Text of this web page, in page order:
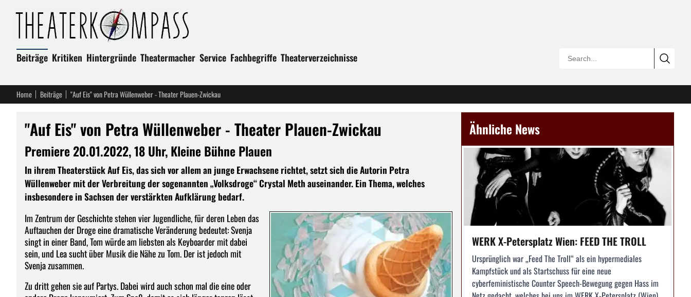
Beiträge Kritiken Hintergründe Theatermacher Service Fachbegriffe Theaterverzeichnisse
Home Beiträge "Auf Eis" von Petra Wüllenweber - Theater Plauen-Zwickau
"Auf Eis" von Petra Wüllenweber - Theater Plauen-Zwickau
Premiere 20.01.2022, 18 Uhr, Kleine Bühne Plauen
In ihrem Theaterstück Auf Eis, das sich vor allem an junge Erwachsene richtet, setzt sich die Autorin Petra
Wüllenweber mit der Verbreitung der sogenannten „Volksdroge“ Crystal Meth auseinander. Ein Thema, welches
insbesondere in Sachsen der verstärkten Aufklärung bedarf.
Im Zentrum der Geschichte stehen vier Jugendliche, für deren Leben das
Auftauchen der Droge eine dramatische Veränderung bedeutet: Svenja
singt in einer Band, Tom würde am liebsten als Keyboarder mit dabei
sein, und Lea sucht über Musik die Nähe zu Tom. Der ist jedoch mit
Svenja zusammen.
Zu dritt gehen sie auf Partys. Dabei wird auch schon mal die eine oder
Ähnliche News
WERK X-Petersplatz Wien: FEED THE TROLL
Ursprünglich war „Feed The Troll“ als ein hypermediales
Kampfstück und als Startschuss für eine neue
cyberfeministische Counter Speech-Bewegung gegen Hass im